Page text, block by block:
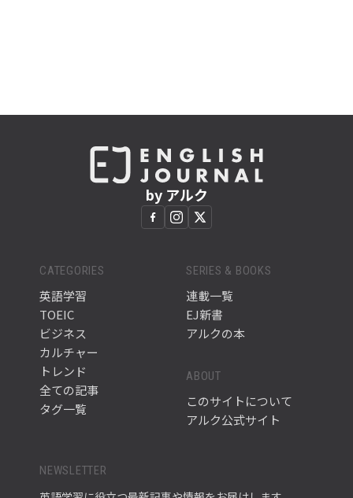
by アルク
CATEGORIES
英語学習
TOEIC
ビジネス
カルチャー
トレンド
全ての記事
タグ一覧
SERIES & BOOKS
連載一覧
EJ新書
アルクの本
ABOUT
このサイトについて
アルク公式サイト
NEWSLETTER